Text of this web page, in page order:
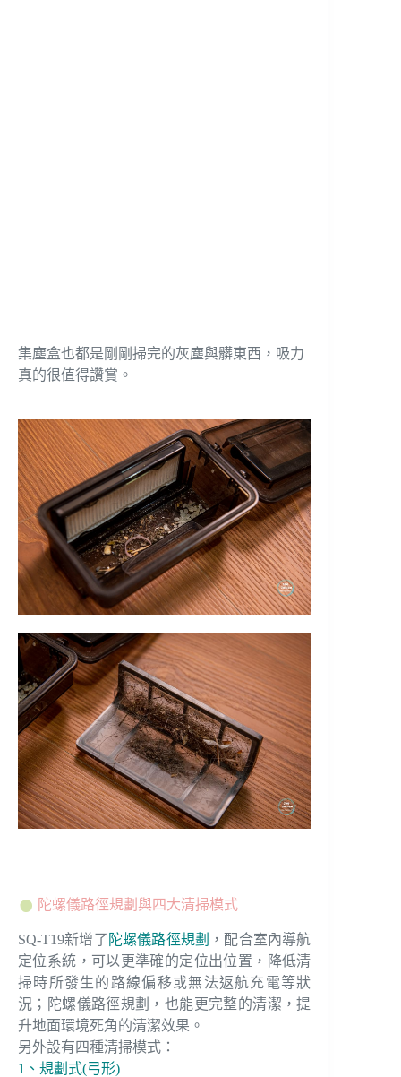
集塵盒也都是剛剛掃完的灰塵與髒東西，吸力
真的很值得讚賞。
陀螺儀路徑規劃與四大清掃模式
SQ-T19新增了 陀螺儀路徑規劃 ，配合室內導航
定位系統，可以更準確的定位出位置，降低清
掃時所發生的路線偏移或無法返航充電等狀
況；陀螺儀路徑規劃，也能更完整的清潔，提
升地面環境死角的清潔效果。
另外設有四種清掃模式：
1、規劃式(弓形)